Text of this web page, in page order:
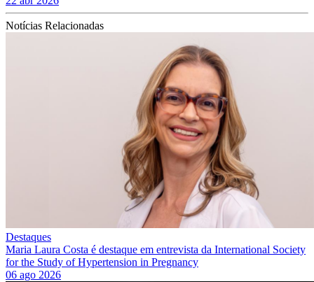
Notícias Relacionadas
Destaques
Maria Laura Costa é destaque em entrevista da International Society
for the Study of Hypertension in Pregnancy
06 ago 2026